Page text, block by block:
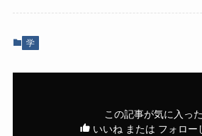
学
この記事が気に入っ
いいね または フォロー